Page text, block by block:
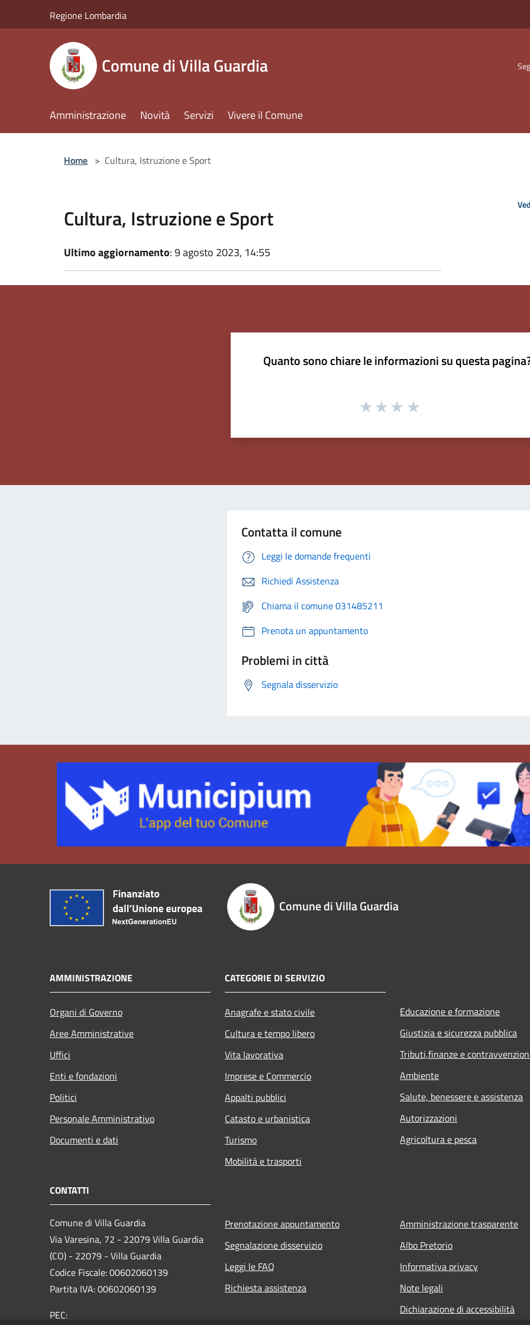
Regione Lombardia
Comune di Villa Guardia
Amministrazione Novità Servizi Vivere il Comune
Home > Cultura, Istruzione e Sport
Cultura, Istruzione e Sport
Ultimo aggiornamento: 9 agosto 2023, 14:55
Quanto sono chiare le informazioni su questa
Contatta il comune
Leggi le domande frequenti
Richiedi Assistenza
Chiama il comune 031485211
Prenota un appuntamento
Problemi in città
Segnala disservizio
Comune di Villa Guardia
AMMINISTRAZIONE
Organi di Governo
Aree Amministrative
Uffici
Enti e fondazioni
Politici
Personale Amministrativo
Documenti e dati
CATEGORIE DI SERVIZIO
Anagrafe e stato civile
Cultura e tempo libero
Vita lavorativa
Imprese e Commercio
Appalti pubblici
Catasto e urbanistica
Turismo
Mobilità e trasporti
Educazione e formazione
Giustizia e sicurezza pubblica
Tributi,finanze e
Ambiente
Salute, benessere e assistenza
Autorizzazioni
Agricoltura e pesca
CONTATTI
Comune di Villa Guardia
Via Varesina, 72 - 22079 Villa Guardia
(CO) - 22079 - Villa Guardia
Codice Fiscale: 00602060139
Partita IVA: 00602060139
PEC:
Prenotazione appuntamento
Segnalazione disservizio
Leggi le FAQ
Richiesta assistenza
Amministrazione trasparente
Albo Pretorio
Informativa privacy
Note legali
Dichiarazione di accessibilità